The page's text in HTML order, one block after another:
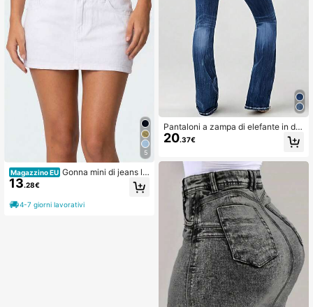
5
Magazzino EU Gonna mini di jeans la
vato casual bianca estiva da donna
13.28€
4-7 giorni lavorativi
Pantaloni a zampa di elefante in de
nim da donna con ricamo ad ali e ta
sche, casual per l'autunno
20.37€